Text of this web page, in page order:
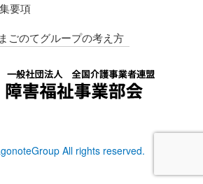
要項
まごのてグループの考え方
All rights reserved.